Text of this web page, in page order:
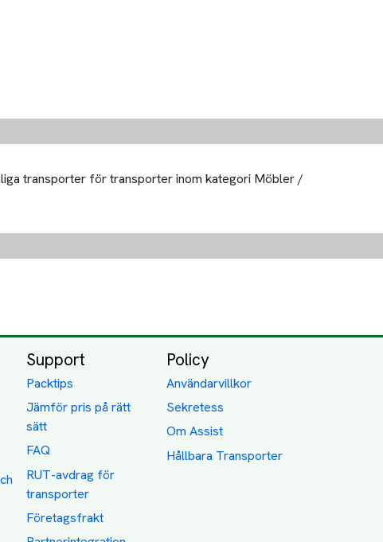
transporter för transporter inom kategori Möbler /
Support
Packtips
Jämför pris på rätt
sätt
FAQ
RUT-avdrag för
transporter
Företagsfrakt
Policy
Användarvillkor
Sekretess
Om Assist
Hållbara Transporter